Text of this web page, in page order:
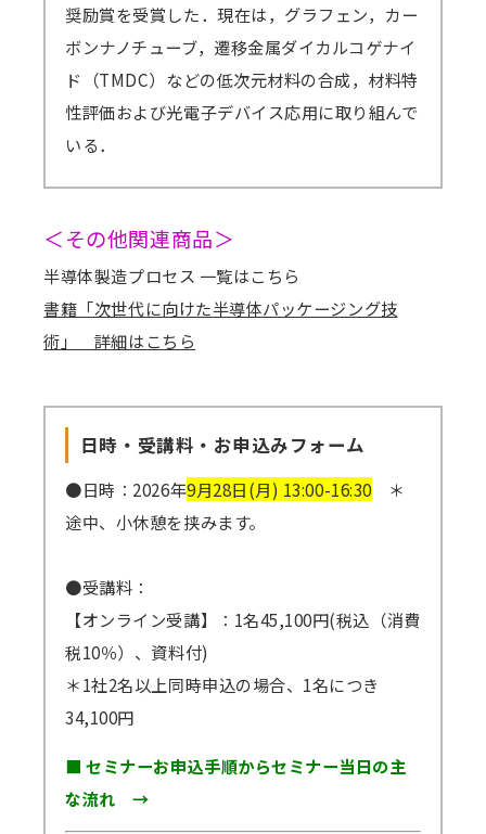
奨励賞を受賞した．現在は，グラフェン，カー
ボンナノチューブ，遷移金属ダイカルコゲナイ
ド（TMDC）などの低次元材料の合成，材料特
性評価および光電子デバイス応用に取り組んで
いる．
＜その他関連商品＞
半導体製造プロセス 一覧はこちら
書籍「次世代に向けた半導体パッケージング技
術」 詳細はこちら
日時・受講料・お申込みフォーム
●日時：2026年9月28日(月) 13:00-16:30 ＊
途中、小休憩を挟みます。
●受講料：
【オンライン受講】：1名45,100円(税込（消費
税10％）、資料付)
＊1社2名以上同時申込の場合、1名につき
34,100円
■ セミナーお申込手順からセミナー当日の主
な流れ →